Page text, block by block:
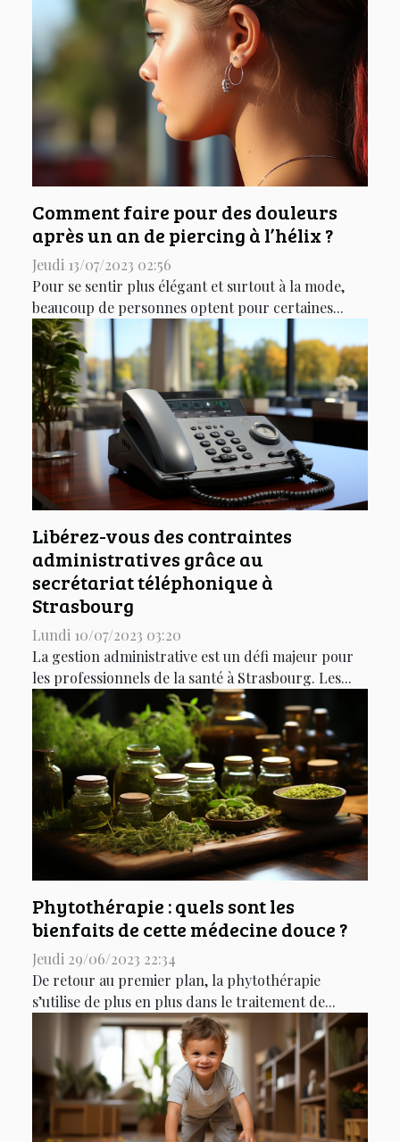
Comment faire pour des douleurs
après un an de piercing à l’hélix ?
Jeudi 13/07/2023 02:56
Pour se sentir plus élégant et surtout à la mode,
beaucoup de personnes optent pour certaines...
Libérez-vous des contraintes
administratives grâce au
secrétariat téléphonique à
Strasbourg
Lundi 10/07/2023 03:20
La gestion administrative est un défi majeur pour
les professionnels de la santé à Strasbourg. Les...
Phytothérapie : quels sont les
bienfaits de cette médecine douce ?
Jeudi 29/06/2023 22:34
De retour au premier plan, la phytothérapie
s’utilise de plus en plus dans le traitement de...